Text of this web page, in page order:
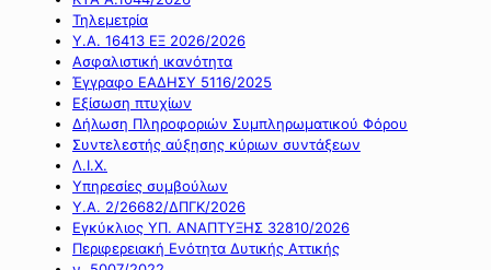
Τηλεμετρία
Υ.Α. 16413 ΕΞ 2026/2026
Ασφαλιστική ικανότητα
Έγγραφο ΕΑΔΗΣΥ 5116/2025
Εξίσωση πτυχίων
Δήλωση Πληροφοριών Συμπληρωματικού Φόρου
Συντελεστής αύξησης κύριων συντάξεων
Λ.Ι.Χ.
Υπηρεσίες συμβούλων
Υ.Α. 2/26682/ΔΠΓΚ/2026
Εγκύκλιος ΥΠ. ΑΝΑΠΤΥΞΗΣ 32810/2026
Περιφερειακή Ενότητα Δυτικής Αττικής